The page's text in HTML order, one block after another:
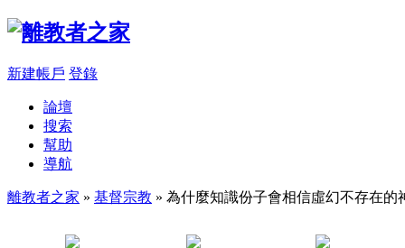
新建帳戶 登錄
論壇
搜索
幫助
導航
離教者之家 » 基督宗教 » 為什麼知識份子會相信虛幻不存在的